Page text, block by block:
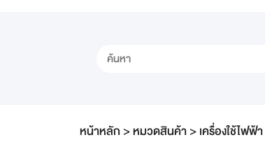
หน้าหลัก >หมวดสินค้า>เครื่องใช้ไฟฟ้า